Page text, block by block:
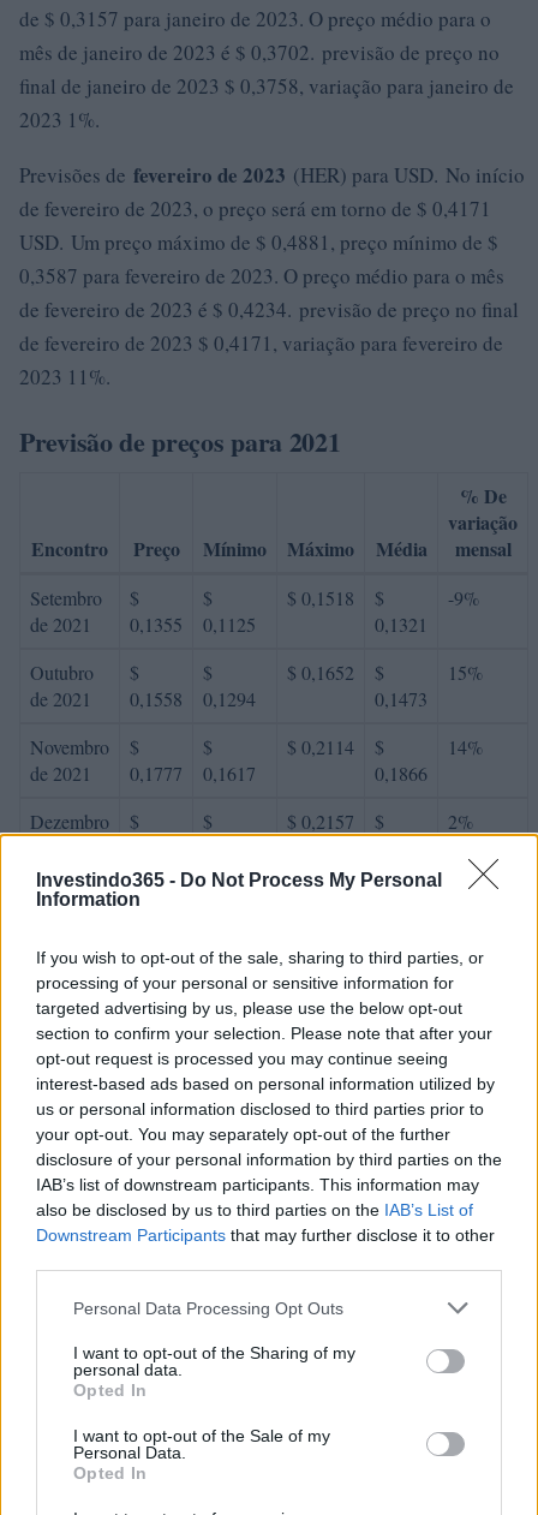
Investindo365 - Do Not Process My Personal
Information
If you wish to opt-out of the sale, sharing to third parties, or
processing of your personal or sensitive information for
targeted advertising by us, please use the below opt-out
section to confirm your selection. Please note that after your
opt-out request is processed you may continue seeing
interest-based ads based on personal information utilized by
us or personal information disclosed to third parties prior to
your opt-out. You may separately opt-out of the further
disclosure of your personal information by third parties on the
IAB’s list of downstream participants. This information may
also be disclosed by us to third parties on the IAB’s List of
Downstream Participants that may further disclose it to other
Please note that this website/app uses one or more Google
not limited to your visit or usage behaviour. You may click to
grant or deny consent to Google and its third-party tags to
use your data for below specified purposes in below Google
consent section.
Personal Data Processing Opt Outs
I want to opt-out of the Sharing of my
personal data.
Opted In
I want to opt-out of the Sale of my
Personal Data.
Opted In
de $ 0,3157 para janeiro de 2023. O preço médio para o
mês de janeiro de 2023 é $ 0,3702. previsão de preço no
final de janeiro de 2023 $ 0,3758, variação para janeiro de
2023 1%.
Previsões de fevereiro de 2023 (HER) para USD. No início
de fevereiro de 2023, o preço será em torno de $ 0,4171
USD. Um preço máximo de $ 0,4881, preço mínimo de $
0,3587 para fevereiro de 2023. O preço médio para o mês
de fevereiro de 2023 é $ 0,4234. previsão de preço no final
de fevereiro de 2023 $ 0,4171, variação para fevereiro de
2023 11%.
Previsão de preços para 2021
Encontro Preço Mínimo Máximo Média
% De
variação
mensal
Setembro
de 2021
$
0,1355
$
0,1125
$ 0,1518
$
0,1321
-9%
Outubro
de 2021
$
0,1558
$
0,1294
$ 0,1652
$
0,1473
15%
Novembro
de 2021
$
0,1777
$
0,1617
$ 0,2114
$
0,1866
14%
Dezembro
$
$
$ 0,2157
$
2%
Previsão de preços para 2022
Encontro Preço Mínimo Máximo Média
% De
variação
mensal
Janeiro de
2022
$
0,1830
$
0,1739
$ 0,1958
$
0,1849
1%
Fevereiro
de 2022
$
0,2050
0,1927
$ 0,2337
$
0,2132
12%
Março de
$
$ 0,2458 9%
Abril de
$
$ 0,2979 13%
Maio de
$
0,2222
-12%
Junho de
$
0,2489
$
$ 0,2862 12%